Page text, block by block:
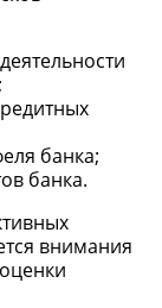
банка;
банка.
внимания